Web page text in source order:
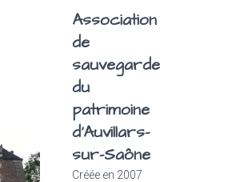
Association
de
sauvegarde
du
patrimoine
d’Auvillars-
sur-Saône
Créée en 2007